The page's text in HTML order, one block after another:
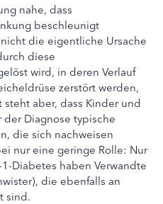
nahe, dass
beschleunigt
die eigentliche Ursache
diese
wird, in deren Verlauf
zerstört werden,
aber, dass Kinder und
Diagnose typische
die sich nachweisen
nur eine geringe Rolle: Nur
Diabetes haben Verwandte
die ebenfalls an
sind.